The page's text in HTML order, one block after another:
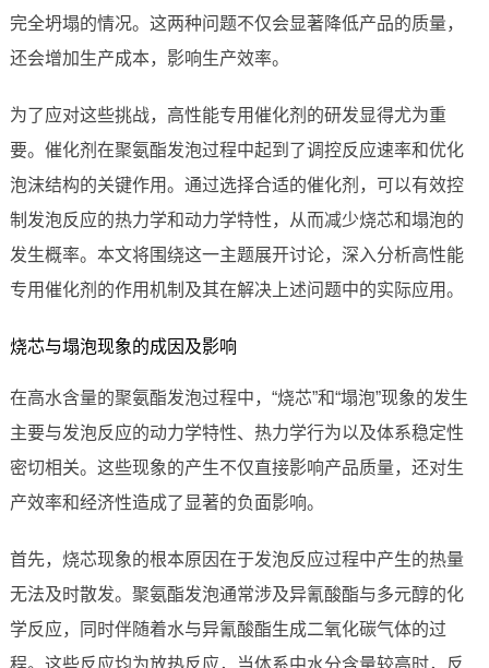
完全坍塌的情况。这两种问题不仅会显著降低产品的质量，
还会增加生产成本，影响生产效率。
为了应对这些挑战，高性能专用催化剂的研发显得尤为重
要。催化剂在聚氨酯发泡过程中起到了调控反应速率和优化
泡沫结构的关键作用。通过选择合适的催化剂，可以有效控
制发泡反应的热力学和动力学特性，从而减少烧芯和塌泡的
发生概率。本文将围绕这一主题展开讨论，深入分析高性能
专用催化剂的作用机制及其在解决上述问题中的实际应用。
烧芯与塌泡现象的成因及影响
在高水含量的聚氨酯发泡过程中，“烧芯”和“塌泡”现象的发生
主要与发泡反应的动力学特性、热力学行为以及体系稳定性
密切相关。这些现象的产生不仅直接影响产品质量，还对生
产效率和经济性造成了显著的负面影响。
首先，烧芯现象的根本原因在于发泡反应过程中产生的热量
无法及时散发。聚氨酯发泡通常涉及异氰酸酯与多元醇的化
学反应，同时伴随着水与异氰酸酯生成二氧化碳气体的过